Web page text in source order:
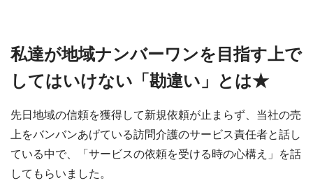
私達が地域ナンバーワンを目指す上で
してはいけない「勘違い」とは★
先日地域の信頼を獲得して新規依頼が止まらず、当社の売
上をバンバンあげている訪問介護のサービス責任者と話し
ている中で、「サービスの依頼を受ける時の心構え」を話
してもらいました。